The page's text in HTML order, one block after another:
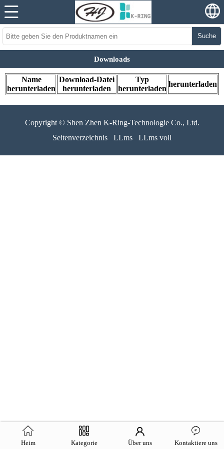
Suche
Downloads
Name
herunterladen
Download-Datei
herunterladen
Typ
herunterladen
herunterladen
Copyright © Shen Zhen K-Ring-Technologie Co., Ltd.
Seitenverzeichnis
LLms LLms voll
Heim Kategorie Über uns Kontaktiere uns